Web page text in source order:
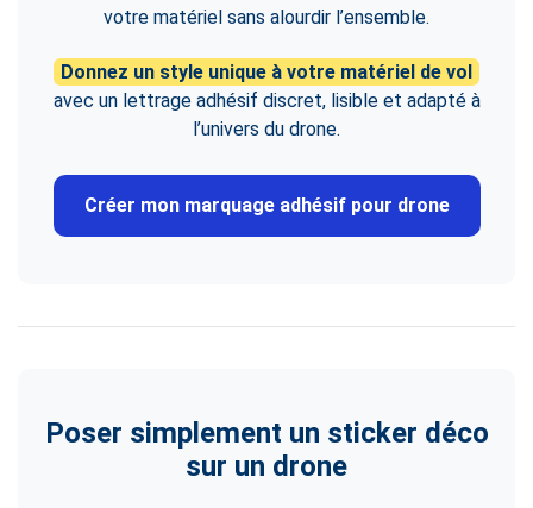
votre matériel sans alourdir l’ensemble.
Donnez un style unique à votre matériel de vol
avec un lettrage adhésif discret, lisible et adapté à
l’univers du drone.
Créer mon marquage adhésif pour drone
Poser simplement un sticker déco
sur un drone